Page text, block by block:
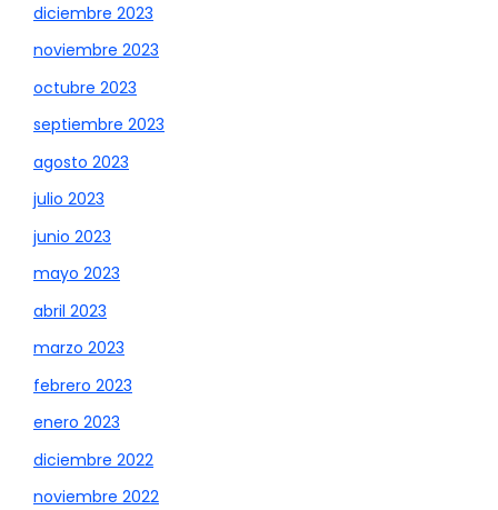
diciembre 2023
noviembre 2023
octubre 2023
septiembre 2023
agosto 2023
julio 2023
junio 2023
mayo 2023
abril 2023
marzo 2023
febrero 2023
enero 2023
diciembre 2022
noviembre 2022